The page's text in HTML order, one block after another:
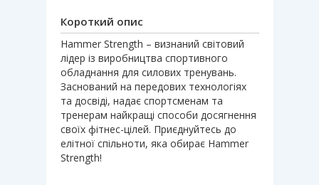
Короткий опис
Hammer Strength – визнаний світовий
лідер із виробництва спортивного
обладнання для силових тренувань.
Заснований на передових технологіях
та досвіді, надає спортсменам та
тренерам найкращі способи досягнення
своїх фітнес-цілей. Приєднуйтесь до
елітної спільноти, яка обирає Hammer
Strength!